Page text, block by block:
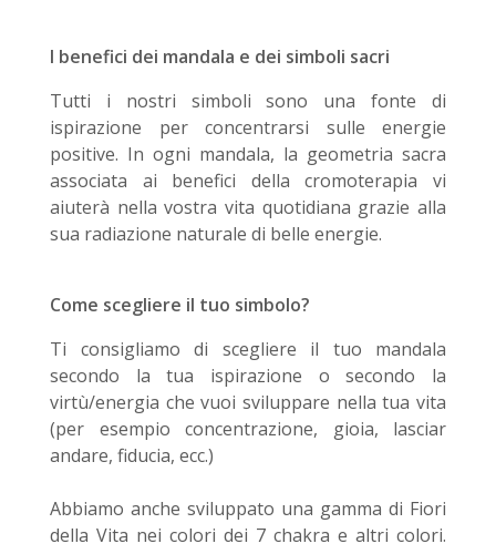
I benefici dei mandala e dei simboli sacri
Tutti i nostri simboli sono una fonte di
ispirazione per concentrarsi sulle energie
positive. In ogni mandala, la geometria sacra
associata ai benefici della cromoterapia vi
aiuterà nella vostra vita quotidiana grazie alla
sua radiazione naturale di belle energie.
Come scegliere il tuo simbolo?
Ti consigliamo di scegliere il tuo mandala
secondo la tua ispirazione o secondo la
virtù/energia che vuoi sviluppare nella tua vita
(per esempio concentrazione, gioia, lasciar
andare, fiducia, ecc.)
Abbiamo anche sviluppato una gamma di Fiori
della Vita nei colori dei 7 chakra e altri colori.